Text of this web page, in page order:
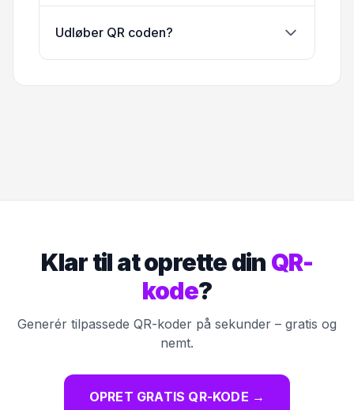
Udløber QR coden?
Klar til at oprette din QR-
kode?
Generér tilpassede QR-koder på sekunder – gratis og
nemt.
OPRET GRATIS QR-KODE →